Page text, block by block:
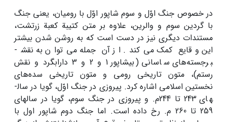
در خصوص جنگ اوّل و سوم شاپور اوّل با رومیان، یعنی جنگ
با گردین سوم و والرین، علاوه بر متن کتیبة کعبة زرتشت،
مستندات دیگری نیز در دست است که به روشن شدن بیشتر
این وقایع کمک می‌کند. از آن جمله می‌توان به نقش­
برجسته‌های ساسانی (بیشاپور 1 و 2 و 3 دارابگرد و نقش
رستم)، متون تاریخی رومی و متون تاریخی سده‌های
نخستین اسلامی اشاره کرد. پیروزی‌ در جنگ اوّل، گویا در سال­
های 243 تا 244م. و پیروزی در جنگ سوم، گویا در سال­های
259 تا 260 م. رخ داده است. اما جنگ دوم شاپور اول با